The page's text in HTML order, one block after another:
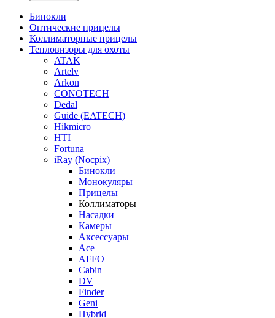
Бинокли
Оптические прицелы
Коллиматорные прицелы
Тепловизоры для охоты
ATAK
Artelv
Arkon
CONOTECH
Dedal
Guide (EATECH)
Hikmicro
HTI
Fortuna
iRay (Nocpix)
Бинокли
Монокуляры
Прицелы
Коллиматоры
Насадки
Камеры
Аксессуары
Ace
AFFO
Cabin
DV
Finder
Geni
Hybrid